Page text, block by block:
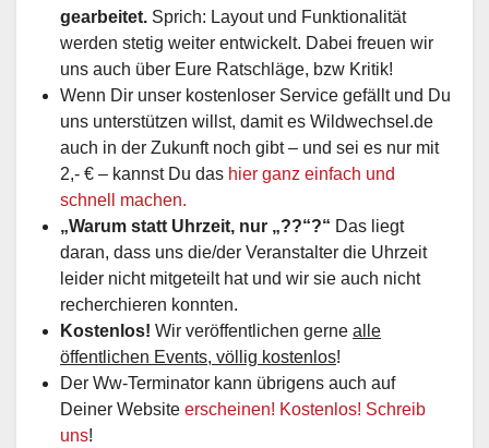
gearbeitet. Sprich: Layout und Funktionalität
werden stetig weiter entwickelt. Dabei freuen wir
uns auch über Eure Ratschläge, bzw Kritik!
Wenn Dir unser kostenloser Service gefällt und Du
uns unterstützen willst, damit es Wildwechsel.de
auch in der Zukunft noch gibt – und sei es nur mit
2,- € – kannst Du das hier ganz einfach und
schnell machen.
„Warum statt Uhrzeit, nur „??“?“ Das liegt
daran, dass uns die/der Veranstalter die Uhrzeit
leider nicht mitgeteilt hat und wir sie auch nicht
recherchieren konnten.
Kostenlos! Wir veröffentlichen gerne alle
öffentlichen Events, völlig kostenlos!
Der Ww-Terminator kann übrigens auch auf
Deiner Website erscheinen! Kostenlos! Schreib
uns!